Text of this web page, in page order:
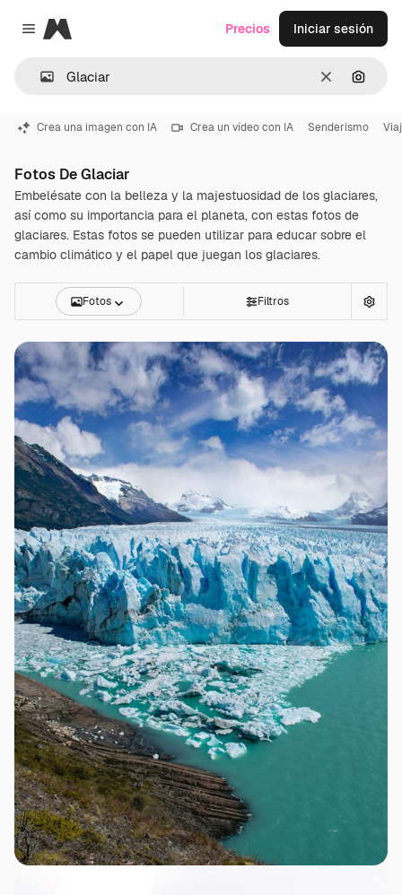
Close menu
Magnific
Borrar
Precios Iniciar sesión
Crea una imagen con IA Crea un vídeo con IA Senderismo
Fotos De Glaciar
Embelésate con la belleza y la majestuosidad de los glaciares,
así como su importancia para el planeta, con estas fotos de
glaciares. Estas fotos se pueden utilizar para educar sobre el
cambio climático y el papel que juegan los glaciares.
Fotos Filtros